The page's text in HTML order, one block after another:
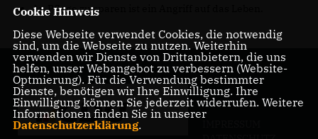
An Pflege zu sparen ist ein Angriff auf das Leben.
Cookie Hinweis
Diese Webseite verwendet Cookies, die notwendig
sind, um die Webseite zu nutzen. Weiterhin
verwenden wir Dienste von Drittanbietern, die uns
helfen, unser Webangebot zu verbessern (Website-
Optmierung). Für die Verwendung bestimmter
Dienste, benötigen wir Ihre Einwilligung. Ihre
Einwilligung können Sie jederzeit widerrufen. Weitere
Informationen finden Sie in unserer
Datenschutzerklärung.